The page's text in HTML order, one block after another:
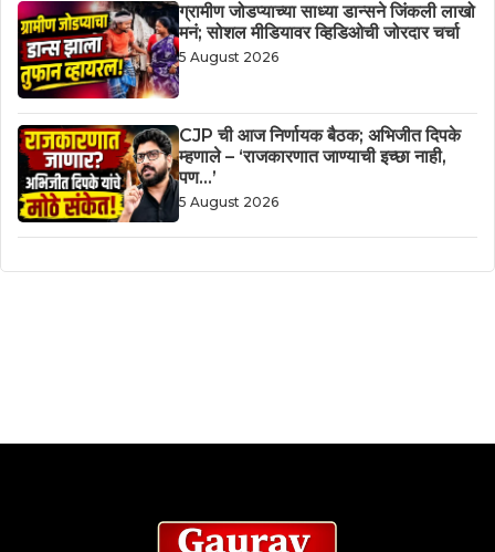
ग्रामीण जोडप्याच्या साध्या डान्सने जिंकली लाखो
मनं; सोशल मीडियावर व्हिडिओची जोरदार चर्चा
5 August 2026
CJP ची आज निर्णायक बैठक; अभिजीत दिपके
म्हणाले – ‘राजकारणात जाण्याची इच्छा नाही,
पण…’
5 August 2026